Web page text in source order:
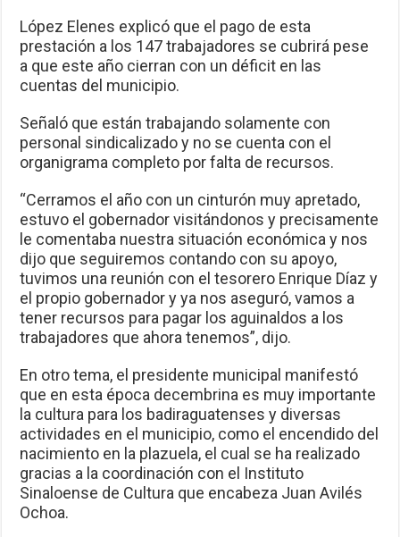
López Elenes explicó que el pago de esta
prestación a los 147 trabajadores se cubrirá pese
a que este año cierran con un déficit en las
cuentas del municipio.
Señaló que están trabajando solamente con
personal sindicalizado y no se cuenta con el
organigrama completo por falta de recursos.
“Cerramos el año con un cinturón muy apretado,
estuvo el gobernador visitándonos y precisamente
le comentaba nuestra situación económica y nos
dijo que seguiremos contando con su apoyo,
tuvimos una reunión con el tesorero Enrique Díaz y
el propio gobernador y ya nos aseguró, vamos a
tener recursos para pagar los aguinaldos a los
trabajadores que ahora tenemos”, dijo.
En otro tema, el presidente municipal manifestó
que en esta época decembrina es muy importante
la cultura para los badiraguatenses y diversas
actividades en el municipio, como el encendido del
nacimiento en la plazuela, el cual se ha realizado
gracias a la coordinación con el Instituto
Sinaloense de Cultura que encabeza Juan Avilés
Ochoa.